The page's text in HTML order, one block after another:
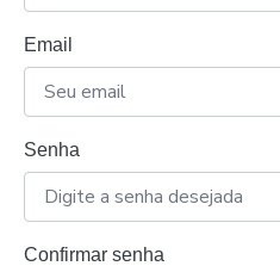
Email
Senha
Confirmar senha